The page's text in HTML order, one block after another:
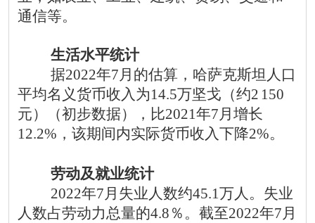
通信等。
生活水平统计
据2022年7月的估算，哈萨克斯坦人口
平均名义货币收入为14.5万坚戈（约2 150
元）（初步数据），比2021年7月增长
12.2%，该期间内实际货币收入下降2%。
劳动及就业统计
2022年7月失业人数约45.1万人。失业
人数占劳动力总量的4.8％。截至2022年7月